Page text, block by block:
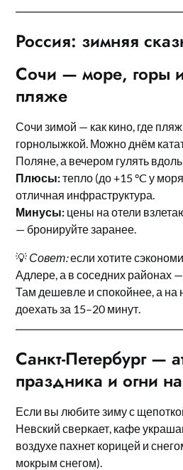
Россия: зимняя
Сочи — море, горы
пляже
Сочи зимой — как кино, где пляж
горнолыжкой. Можно днём
Поляне, а вечером гулять
Плюсы:тепло (до +15 °C у
отличная инфраструктура.
Минусы: цены на отели
— бронируйте заранее.
💡 Совет:если хотите
Адлере, а в соседних районах
Там дешевле и спокойнее, а
доехать за 15–20 минут.
Санкт-Петербург —
праздника и огни
Если вы любите зиму с
Невский сверкает, кафе
воздухе пахнет корицей и
мокрым снегом).